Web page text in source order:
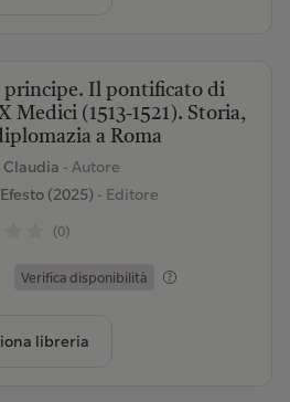
principe. Il pontificato di
Medici (1513-1521). Storia,
a Roma
- Autore
(2025)- Editore
(0)
Verifica disponibilità
libreria